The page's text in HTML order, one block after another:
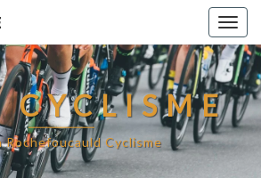
CYCLISME
Rochefoucauld Cyclisme